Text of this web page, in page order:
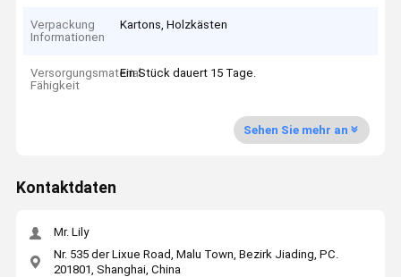
Verpackung
Informationen
Kartons, Holzkästen
Versorgungsmaterial-
Fähigkeit
Ein Stück dauert 15 Tage.
Sehen Sie mehr an
Kontaktdaten
Mr. Lily
Nr. 535 der Lixue Road, Malu Town, Bezirk Jiading, PC.
201801, Shanghai, China